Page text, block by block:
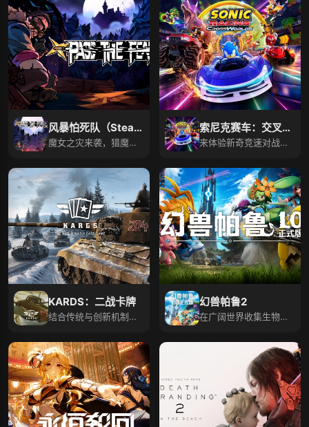
风暴怕死队（Steam
自备账号）
魔女之灾来袭，猎魔人
索尼克赛车：交叉世
界
来体验新奇竞速对战，
KARDS：二战卡牌
结合传统与创新机制，
幻兽帕鲁2
在广阔世界收集生物，